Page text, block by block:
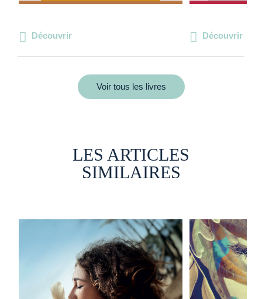
Découvrir Découvrir
Voir tous les livres
LES ARTICLES
SIMILAIRES